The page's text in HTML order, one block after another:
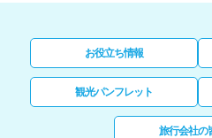
お役立ち情報
観光パンフレット
旅行会社の